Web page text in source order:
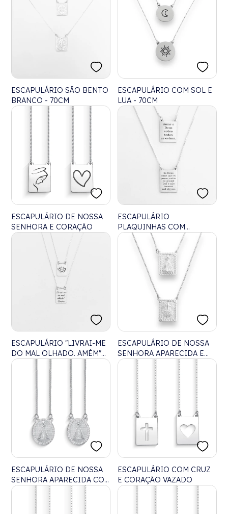
ESCAPULÁRIO SÃO BENTO
BRANCO - 70CM
ESCAPULÁRIO COM SOL E
LUA - 70CM
ESCAPULÁRIO DE NOSSA
SENHORA E CORAÇÃO
ESCAPULÁRIO
PLAQUINHAS COM
VERSÍCULO BÍBLICO EM
LASER - 70CM
ESCAPULÁRIO "LIVRAI-ME
DO MAL OLHADO. AMÉM"
COM OLHO
ESCAPULÁRIO DE NOSSA
SENHORA APARECIDA E
SAGRADO CORAÇÃO DE
JESUS COM BORDAS
TRABALHADAS – 70CM
ESCAPULÁRIO DE NOSSA
SENHORA APARECIDA COM
BORDAS CRAVEJADA DE
ZIRCÔNIAS
ESCAPULÁRIO COM CRUZ
E CORAÇÃO VAZADO